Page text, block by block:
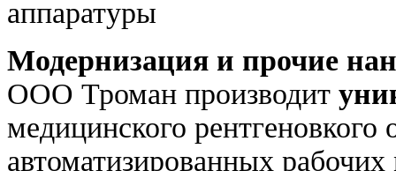
Модернизация и прочие
ООО Троман производит
медицинского рентгеновкого
автоматизированных